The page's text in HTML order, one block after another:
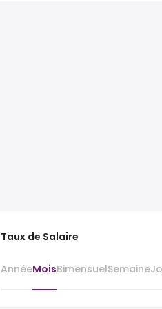
Taux de Salaire
AnnéeMoisBimensuelSemaine